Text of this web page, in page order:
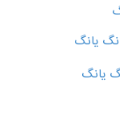
یانگ
یانگ